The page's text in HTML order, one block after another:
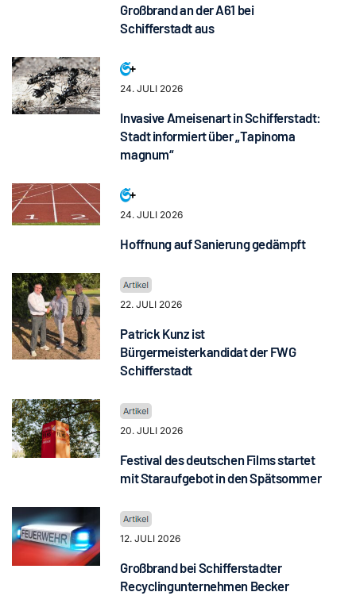
Großbrand an der A61 bei
Schifferstadt aus
24. JULI 2026
Invasive Ameisenart in Schifferstadt:
Stadt informiert über „Tapinoma
magnum“
24. JULI 2026
Hoffnung auf Sanierung gedämpft
22. JULI 2026
Patrick Kunz ist
Bürgermeisterkandidat der FWG
Schifferstadt
20. JULI 2026
Festival des deutschen Films startet
mit Staraufgebot in den Spätsommer
12. JULI 2026
Großbrand bei Schifferstadter
Recyclingunternehmen Becker